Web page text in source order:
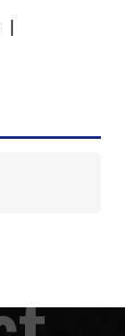
|